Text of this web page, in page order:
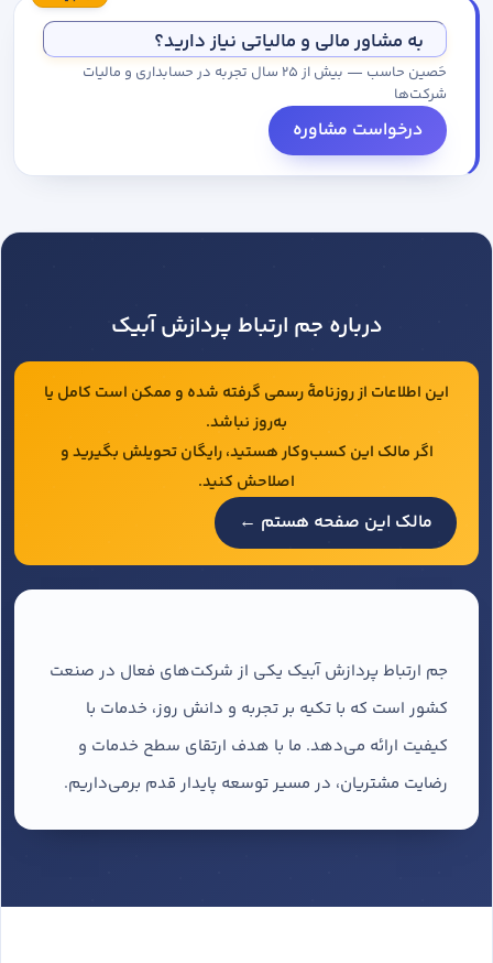
به مشاور مالی و مالیاتی نیاز دارید؟
حَصین حاسب — بیش از ۲۵ سال تجربه در حسابداری و مالیات
شرکت‌ها
درخواست مشاوره
درباره جم ارتباط پردازش آبیک
این اطلاعات از روزنامهٔ رسمی گرفته شده و ممکن است کامل یا
به‌روز نباشد.
اگر مالک این کسب‌وکار هستید، رایگان تحویلش بگیرید و
اصلاحش کنید.
مالک این صفحه هستم ←
جم ارتباط پردازش آبیک یکی از شرکت‌های فعال در صنعت
کشور است که با تکیه بر تجربه و دانش روز، خدمات با
کیفیت ارائه می‌دهد. ما با هدف ارتقای سطح خدمات و
رضایت مشتریان، در مسیر توسعه پایدار قدم برمی‌داریم.